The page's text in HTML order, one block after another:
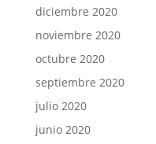
diciembre 2020
noviembre 2020
octubre 2020
septiembre 2020
julio 2020
junio 2020